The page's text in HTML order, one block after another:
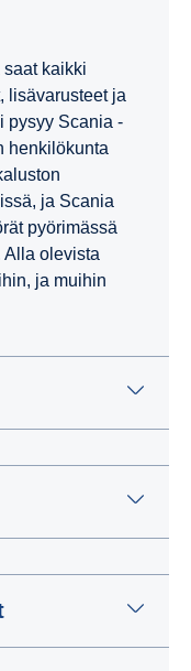
kaikki
lisävarusteet ja
pysyy Scania -
henkilökunta
ja Scania
pyörimässä
Alla olevista
ja muihin